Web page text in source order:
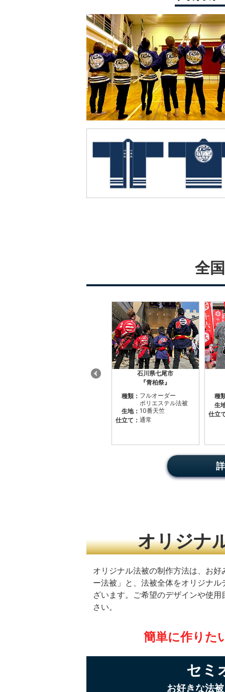
全
石川県七尾市
『青柏祭』
種類： フルオーダー
ポリエステル法被
生地：10番天竺
仕立て：通常
種
生
仕立
オリジナ
オリジナル法被の制作方法は、お
ー法被」と、法被全体をオリジナ
ざいます。ご希望のデザインや使
さい。
簡単に作りた
セミ
お好きな法